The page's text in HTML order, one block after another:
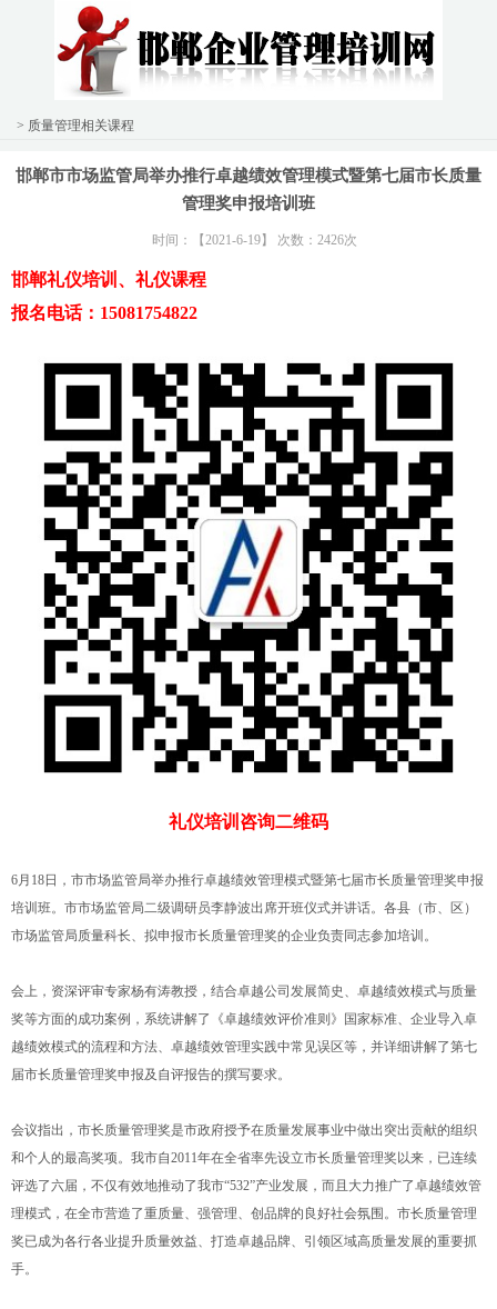
> 质量管理相关课程
邯郸市市场监管局举办推行卓越绩效管理模式暨第七届市长质量
管理奖申报培训班
时间：【2021-6-19】 次数：2426次
邯郸礼仪培训、礼仪课程
报名电话：15081754822
礼仪培训咨询二维码
6月18日，市市场监管局举办推行卓越绩效管理模式暨第七届市长质量管理奖申报
培训班。市市场监管局二级调研员李静波出席开班仪式并讲话。各县（市、区）
市场监管局质量科长、拟申报市长质量管理奖的企业负责同志参加培训。
会上，资深评审专家杨有涛教授，结合卓越公司发展简史、卓越绩效模式与质量
奖等方面的成功案例，系统讲解了《卓越绩效评价准则》国家标准、企业导入卓
越绩效模式的流程和方法、卓越绩效管理实践中常见误区等，并详细讲解了第七
届市长质量管理奖申报及自评报告的撰写要求。
会议指出，市长质量管理奖是市政府授予在质量发展事业中做出突出贡献的组织
和个人的最高奖项。我市自2011年在全省率先设立市长质量管理奖以来，已连续
评选了六届，不仅有效地推动了我市“532”产业发展，而且大力推广了卓越绩效管
理模式，在全市营造了重质量、强管理、创品牌的良好社会氛围。市长质量管理
奖已成为各行各业提升质量效益、打造卓越品牌、引领区域高质量发展的重要抓
手。